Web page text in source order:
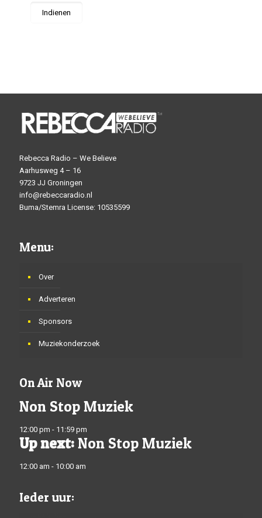
Rebecca Radio – We Believe
Aarhusweg 4 – 16
9723 JJ Groningen
info@rebeccaradio.nl
Buma/Stemra License: 10535599
Menu:
Over
Adverteren
Sponsors
Muziekonderzoek
On Air Now
Non Stop Muziek
12:00 pm - 11:59 pm
Up next: Non Stop Muziek
12:00 am - 10:00 am
Ieder uur: